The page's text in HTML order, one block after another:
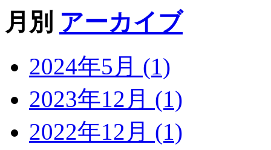
月別 アーカイブ
2024年5月 (1)
2023年12月 (1)
2022年12月 (1)